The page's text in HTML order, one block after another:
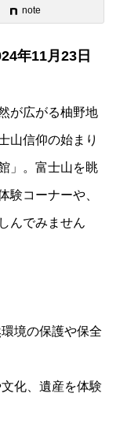
note
年11月23日
が広がる柚野地
山信仰の始まり
」。富士山を眺
験コーナーや、
んでみません
境の保護や保全
化、遺産を体験